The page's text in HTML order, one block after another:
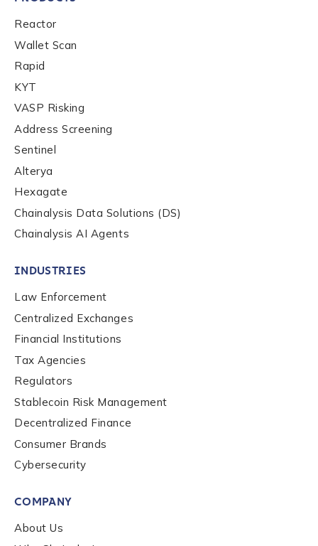
Reactor
Wallet Scan
Rapid
KYT
VASP Risking
Address Screening
Sentinel
Alterya
Hexagate
Chainalysis Data Solutions (DS)
Chainalysis AI Agents
INDUSTRIES
Law Enforcement
Centralized Exchanges
Financial Institutions
Tax Agencies
Regulators
Stablecoin Risk Management
Decentralized Finance
Consumer Brands
Cybersecurity
COMPANY
About Us